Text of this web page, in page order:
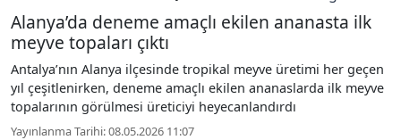
Alanya’da deneme amaçlı ekilen ananasta ilk
meyve topaları çıktı
Antalya’nın Alanya ilçesinde tropikal meyve üretimi her geçen
yıl çeşitlenirken, deneme amaçlı ekilen ananaslarda ilk meyve
topalarının görülmesi üreticiyi heyecanlandırdı
Yayınlanma Tarihi: 08.05.2026 11:07